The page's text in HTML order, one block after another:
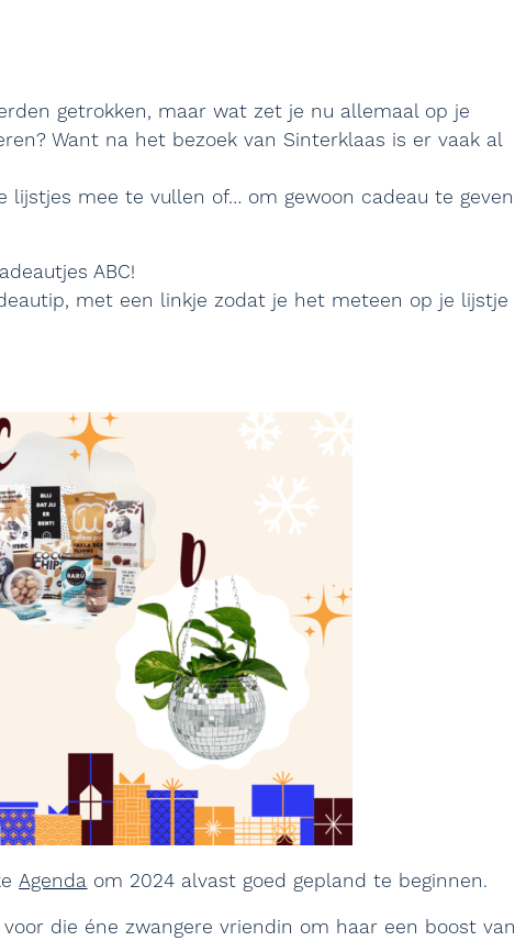
getrokken, maar wat zet je nu allemaal op je
Want na het bezoek van Sinterklaas is er vaak al
mee te vullen of… om gewoon cadeau te geven
ABC!
met een linkje zodat je het meteen op je lijstje
Agenda om 2024 alvast goed gepland te beginnen.
voor die éne zwangere vriendin om haar een boost van